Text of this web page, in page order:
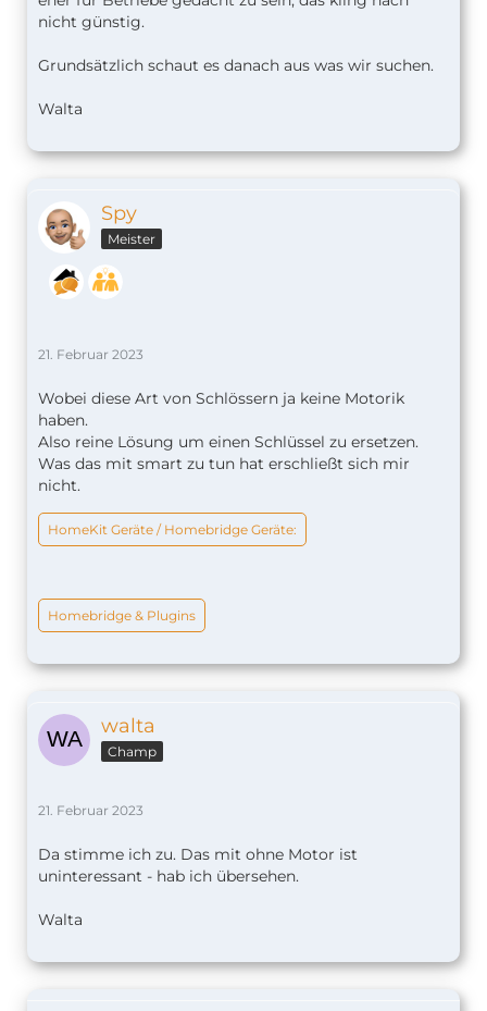
nicht günstig.
Grundsätzlich schaut es danach aus was wir suchen.
Walta
Spy
Meister
21. Februar 2023
Wobei diese Art von Schlössern ja keine Motorik
haben.
Also reine Lösung um einen Schlüssel zu ersetzen.
Was das mit smart zu tun hat erschließt sich mir
nicht.
HomeKit Geräte / Homebridge Geräte:
Homebridge & Plugins
walta
Champ
21. Februar 2023
Da stimme ich zu. Das mit ohne Motor ist
uninteressant - hab ich übersehen.
Walta